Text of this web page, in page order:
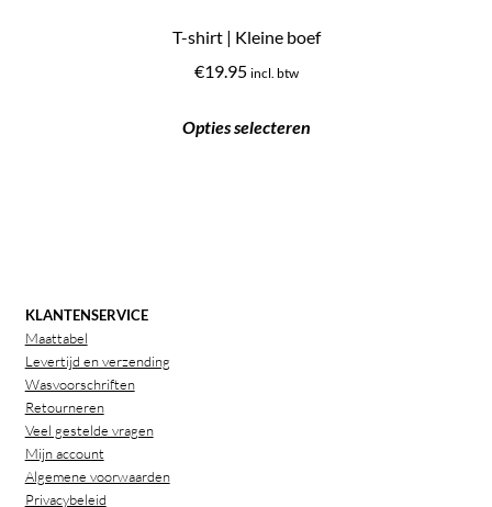
T-shirt | Kleine boef
€19.95 incl. btw
Opties selecteren
KLANTENSERVICE
Maattabel
Levertijd en verzending
Wasvoorschriften
Retourneren
Veel gestelde vragen
Mijn account
Algemene voorwaarden
Privacybeleid